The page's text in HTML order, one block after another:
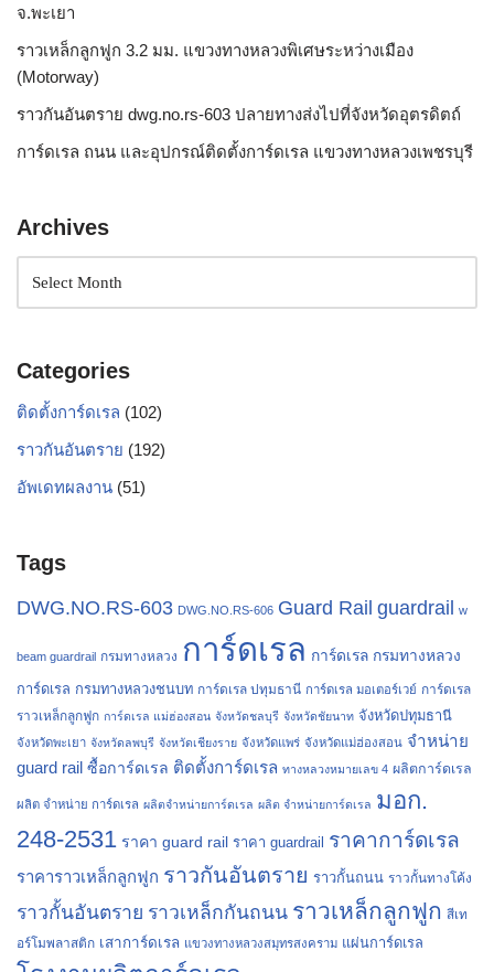
จ.พะเยา
ราวเหล็กลูกฟูก 3.2 มม. แขวงทางหลวงพิเศษระหว่างเมือง
(Motorway)
ราวกันอันตราย dwg.no.rs-603 ปลายทางส่งไปที่จังหวัดอุตรดิตถ์
การ์ดเรล ถนน และอุปกรณ์ติดตั้งการ์ดเรล แขวงทางหลวงเพชรบุรี
Archives
Categories
ติดตั้งการ์ดเรล (102)
ราวกันอันตราย (192)
อัพเดทผลงาน (51)
Tags
DWG.NO.RS-603 DWG.NO.RS-606 Guard Rail guardrail w
beam guardrail กรมทางหลวง การ์ดเรล การ์ดเรล กรมทางหลวง
การ์ดเรล กรมทางหลวงชนบท การ์ดเรล ปทุมธานี การ์ดเรล มอเตอร์เวย์ การ์ดเรล
ราวเหล็กลูกฟูก การ์ดเรล แม่ฮ่องสอน จังหวัดชลบุรี จังหวัดชัยนาท จังหวัดปทุมธานี
จังหวัดพะเยา จังหวัดลพบุรี จังหวัดเชียงราย จังหวัดแพร่ จังหวัดแม่ฮ่องสอน จำหน่าย
guard rail ซื้อการ์ดเรล ติดตั้งการ์ดเรล ทางหลวงหมายเลข 4 ผลิตการ์ดเรล
ผลิต จำหน่าย การ์ดเรล ผลิตจำหน่ายการ์ดเรล ผลิต จำหน่ายการ์ดเรล มอก.
248-2531 ราคา guard rail ราคา guardrail ราคาการ์ดเรล
ราคาราวเหล็กลูกฟูก ราวกันอันตราย ราวกั้นถนน ราวกั้นทางโค้ง
ราวกั้นอันตราย ราวเหล็กกันถนน ราวเหล็กลูกฟูก สีเท
อร์โมพลาสติก เสาการ์ดเรล แขวงทางหลวงสมุทรสงคราม แผ่นการ์ดเรล